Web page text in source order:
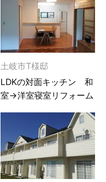
土岐市T様邸
LDKの対面キッチン 和
室→洋室寝室リフォーム